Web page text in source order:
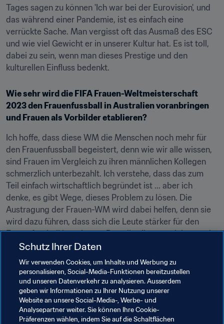
Tages sagen zu können 'Ich war bei der Eurovision', und
das während einer Pandemie, ist es einfach eine
verrückte Sache. Man vergisst oft das Ausmaß des ESC
und wie viel Gewicht er in unserer Kultur hat. Es ist toll,
dabei zu sein, wenn man dieses Prestige und den
kulturellen Einfluss bedenkt.
Wie sehr wird die FIFA Frauen-Weltmeisterschaft
2023 den Frauenfussball in Australien voranbringen
und Frauen als Vorbilder etablieren?
Ich hoffe, dass diese WM die Menschen noch mehr für
den Frauenfussball begeistert, denn wie wir alle wissen,
sind Frauen im Vergleich zu ihren männlichen Kollegen
schmerzlich unterbezahlt. Ich verstehe, dass das zum
Teil einfach wirtschaftlich begründet ist ... aber ich
denke, es gibt Wege, dieses Problem zu lösen. Die
Austragung der Frauen-WM wird dabei helfen, denn sie
wird dazu führen, dass sich die Leute stärker für den
Frauenfussball begeistern. Das alles live zu erleben und
die Farben und den Trubel einer Weltmeisterschaft zu
haben, wird bestimmt ein großer Vorteil sein.
Verwandte Themen
Schutz Ihrer Daten
Wir verwenden Cookies, um Inhalte und Werbung zu
personalisieren, Social-Media-Funktionen bereitzustellen
und unseren Datenverkehr zu analysieren. Ausserdem
geben wir Informationen zu Ihrer Nutzung unserer
Website an unsere Social-Media-, Werbe- und
Analysepartner weiter. Sie können Ihre Cookie-
Präferenzen wählen, indem Sie auf die Schaltflächen